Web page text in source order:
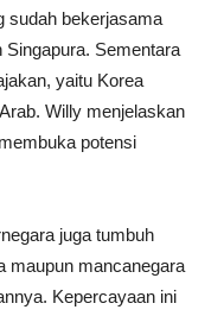
sudah bekerjasama
Sementara
yaitu Korea
Willy menjelaskan
potensi
juga tumbuh
maupun mancanegara
Kepercayaan ini